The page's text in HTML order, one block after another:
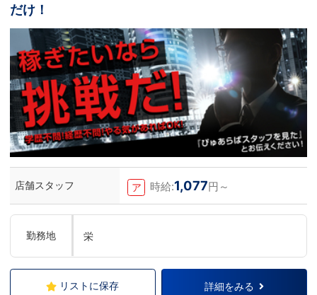
だけ！
店舗スタッフ ア 時給:1,077円～
勤務地 栄
リストに保存 詳細をみる